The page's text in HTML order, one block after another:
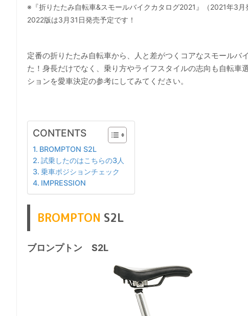
※『折りたたみ自転車&スモールバイクカタログ2021』（2021年3月
2022版は3月31日発売予定です！
定番の折りたたみ自転車から、人と差がつくコアなスモール
た！身長だけでなく、乗り方やライフスタイルの志向も自転
ションを愛車決定の参考にしてみてください。
CONTENTS
BROMPTON S2L
試乗したのはこちらの3人
乗車ポジションチェック
IMPRESSION
BROMPTON S2L
ブロンプトン S2L